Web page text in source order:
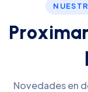
Proxima
Novedades en